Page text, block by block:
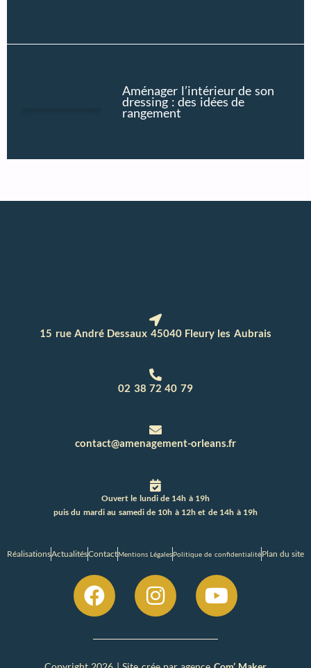
Aménager l’intérieur de son
dressing : des idées de
rangement
15 rue André Dessaux 45040 Fleury les Aubrais
02 38 72 40 79
contact@amenagement-orleans.fr
Ouvert le lundi de 14h à 19h
puis du mardi au samedi de 10h à 12h et de 14h à 19h
RéalisationsActualitésContactMentions LégalesPolitique de confidentialitéPlan du site